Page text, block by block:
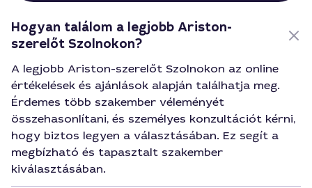
Hogyan találom a legjobb Ariston-
szerelőt Szolnokon?
A legjobb Ariston-szerelőt Szolnokon az online
értékelések és ajánlások alapján találhatja meg.
Érdemes több szakember véleményét
összehasonlítani, és személyes konzultációt kérni,
hogy biztos legyen a választásában. Ez segít a
megbízható és tapasztalt szakember
kiválasztásában.